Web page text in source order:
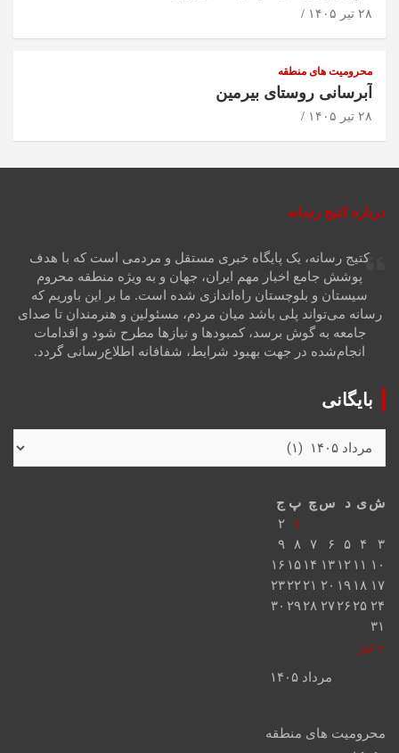
۲۸ تیر ۱۴۰۵
محرومیت های منطقه
آبرسانی روستای بیرمین
۲۸ تیر ۱۴۰۵
درباره کتیج رسانه
کتیج رسانه، یک پایگاه خبری مستقل و مردمی است که با هدف
پوشش جامع اخبار مهم ایران، جهان و به ویژه منطقه محروم
سیستان و بلوچستان راه‌اندازی شده است. ما بر این باوریم که
رسانه می‌تواند پلی باشد میان مردم، مسئولین و هنرمندان تا صدای
جامعه به گوش برسد، کمبودها و نیازها مطرح شود و اقدامات
انجام‌شده در جهت بهبود شرایط، شفافانه اطلاع‌رسانی گردد.
بایگانی
مرداد ۱۴۰۵
شی د س چ پ ج
« تیر
۱
۲
۳
۴ ۵ ۶ ۷ ۸
۹
۱۰ ۱۱ ۱۲ ۱۳ ۱۴ ۱۵ ۱۶
۱۷ ۱۸ ۱۹ ۲۰ ۲۱ ۲۲۲۳
۲۴ ۲۵ ۲۶۲۷ ۲۸ ۲۹ ۳۰
۳۱
محرومیت های منطقه